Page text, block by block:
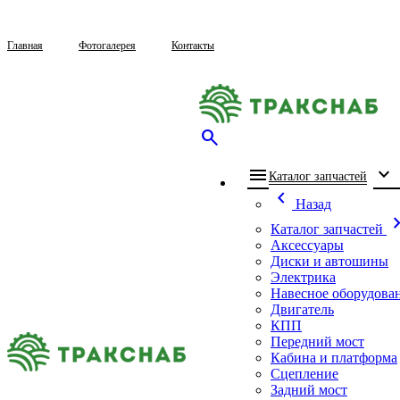
Главная Фотогалерея Контакты
search
menu Каталог запчастей expand_more
chevron_left
Назад
Каталог запчастей
chevron_right
Аксессуары
Диски и автошины
Электрика
Навесное
Двигатель
КПП
Передний мост
Кабина и платформа
Сцепление
Задний мост